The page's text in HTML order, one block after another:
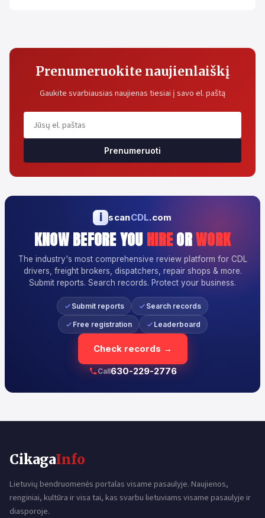
Prenumeruokite naujienlaiškį
Gaukite svarbiausias naujienas tiesiai į savo el. paštą
Prenumeruoti
i scanCDL.com
KNOW BEFORE YOU HIREORWORK
The industry's most comprehensive review platform for CDL
drivers, freight brokers, dispatchers, repair shops & more.
Submit reports. Search records. Protect your business.
Submit reports Search records
Free registration Leaderboard
Check records →
Call630-229-2776
CikagaInfo
Lietuvių bendruomenės portalas visame pasaulyje. Naujienos,
renginiai, kultūra ir visa tai, kas svarbu lietuviams visame pasaulyje ir
diasporoje.